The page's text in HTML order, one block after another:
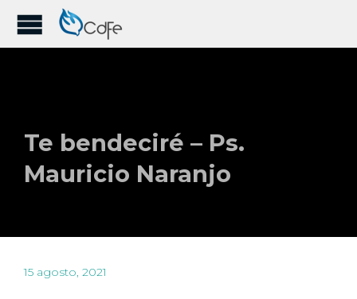
Te bendeciré – Ps.
Mauricio Naranjo
15 agosto, 2021